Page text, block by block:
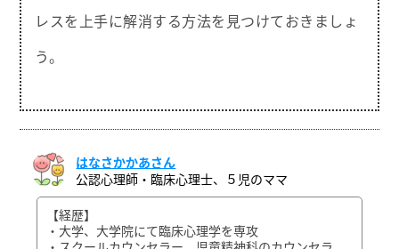
レスを上手に解消する方法を見つけておきましょ
う。
はなさかかあさん
公認心理師・臨床心理士、５児のママ
【経歴】
・大学、大学院にて臨床心理学を専攻